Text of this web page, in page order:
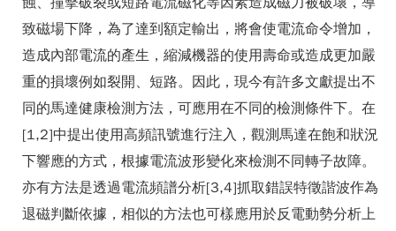
致磁場下降，為了達到額定輸出，將會使電流命令增加，
造成內部電流的產生，縮減機器的使用壽命或造成更加嚴
重的損壞例如裂開、短路。因此，現今有許多文獻提出不
同的馬達健康檢測方法，可應用在不同的檢測條件下。在
[1,2]中提出使用高頻訊號進行注入，觀測馬達在飽和狀況
下響應的方式，根據電流波形變化來檢測不同轉子故障。
亦有方法是透過電流頻譜分析[3,4]抓取錯誤特徵諧波作為
退磁判斷依據，相似的方法也可樣應用於反電動勢分析上